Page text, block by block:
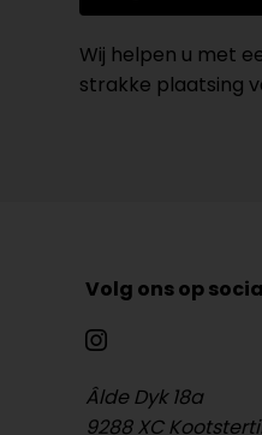
Wij helpen u met
strakke plaatsing
Volg ons op
Âlde Dyk 18a
9288 XC